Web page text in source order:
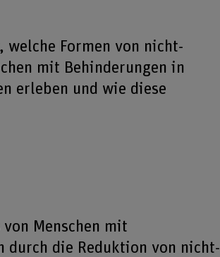
welche Formen von nicht-
mit Behinderungen in
erleben und wie diese
Menschen mit
durch die Reduktion von nicht-